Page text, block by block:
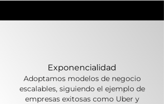
Exponencialidad
Adoptamos modelos de negocio
escalables, siguiendo el ejemplo de
empresas exitosas como Uber y